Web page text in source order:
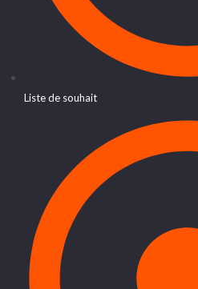
Liste de souhait